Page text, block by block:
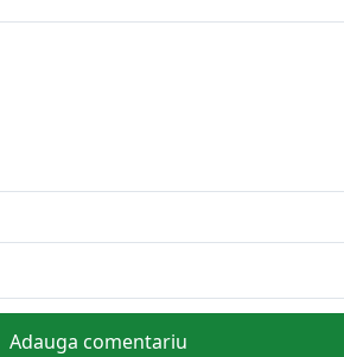
Adauga comentariu